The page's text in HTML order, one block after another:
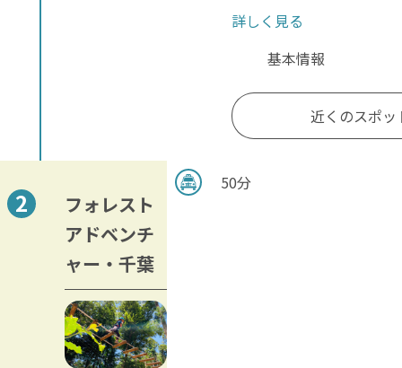
詳しく見る
基本情報
近くのスポッ
フォレスト
アドベンチ
ャー・千葉
50分